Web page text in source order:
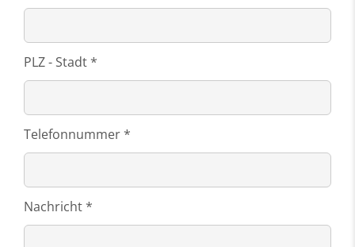
PLZ - Stadt *
Telefonnummer *
Nachricht *